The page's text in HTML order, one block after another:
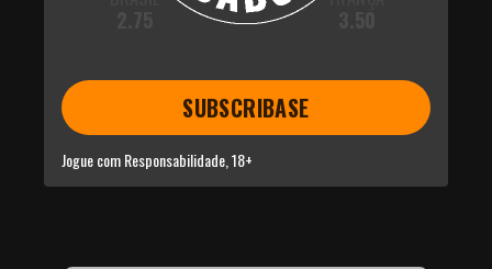
SUBSCRIBASE
Jogue com Responsabilidade, 18+